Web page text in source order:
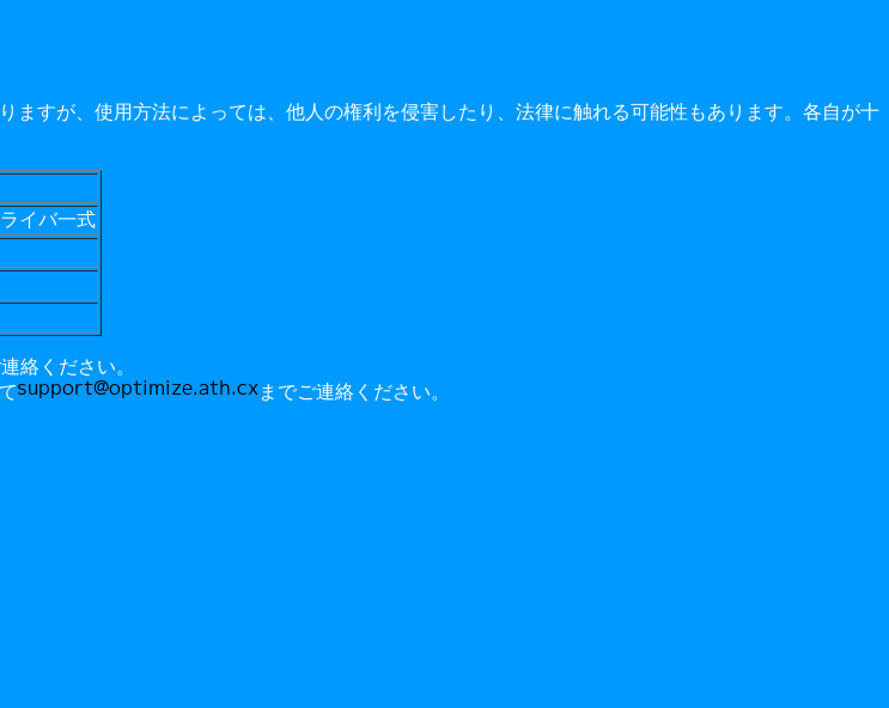
すが、使用方法によっては、他人の権利を侵害したり、法律に触れる可能性もあります。各自が十
イバ一式
絡ください。
までご連絡ください。